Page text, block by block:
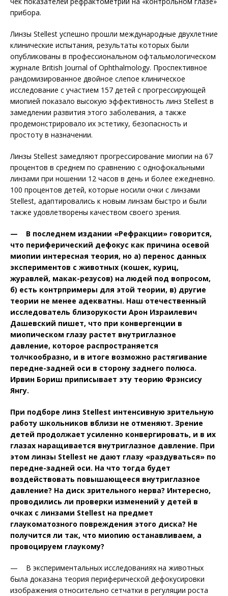
прибора.
Линзы Stellest успешно прошли международные двухлетние
клинические испытания, результаты которых были
опубликованы в профессиональном офтальмологическом
журнале British Journal of Ophthalmology. Проспективное
рандомизированное двойное слепое клиническое
исследование с участием 157 детей с прогрессирующей
миопией показало высокую эффективность линз Stellest в
замедлении развития этого заболевания, а также
продемонстрировало их эстетику, безопасность и
простоту в назначении.
Линзы Stellest замедляют прогрессирование миопии на 67
процентов в среднем по сравнению с однофокальными
линзами при ношении 12 часов в день и более ежедневно.
100 процентов детей, которые носили очки с линзами
Stellest, адаптировались к новым линзам быстро и были
также удовлетворены качеством своего зрения.
— В последнем издании «Ре­фракции» говорится,
что периферический дефокус как причина осевой
миопии интересная теория, но а) перенос данных
экспериментов с животных (кошек, куриц,
журавлей, макак-резусов) на людей под вопросом,
б) есть контрпримеры для этой теории, в) другие
теории не менее адекватны. Наш отечественный
исследователь близорукости Арон Израилевич
Дашевский пишет, что при конвергенции в
миопическом глазу растет внутриглазное
давление, которое распространяется
толчкообразно, и в итоге возможно растягивание
передне-задней оси в сторону заднего полюса.
Ирвин Бориш приписывает эту теорию Фрэнсису
Янгу.
При подборе линз Stellest интенсивную зрительную
работу школьников вблизи не отменяют. Зрение
детей продолжает усиленно конвергировать, и в их
глазах наращивается внутриглазное давление. При
этом линзы Stellest не дают глазу «раздуваться» по
передне-задней оси. На что тогда будет
воздействовать повышающееся внутриглазное
давление? На диск зрительного нерва? Интересно,
проводились ли проверки изменений у детей в
очках с линзами Stellest на предмет
глаукоматозного повреждения этого диска? Не
получится ли так, что миопию останавливаем, а
провоцируем глаукому?
— В экспериментальных исследованиях на животных
была доказана теория периферической дефокусировки
изображения относительно сетчатки в регуляции роста